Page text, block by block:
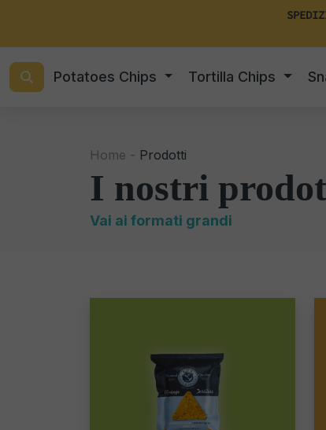
Potatoes Chips Tortilla Chips
Home - Prodotti
I nostri
Vai ai formati grandi